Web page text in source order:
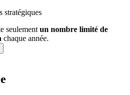
stratégiques
seulement un nombre limité de
chaque année.